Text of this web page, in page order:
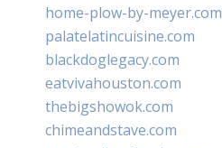
home-plow-by-meyer.com
palatelatincuisine.com
blackdoglegacy.com
eatvivahouston.com
thebigshowok.com
chimeandstave.com